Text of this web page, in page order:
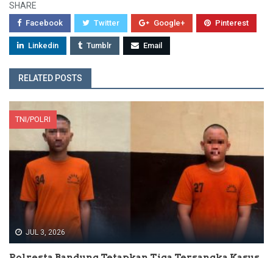
SHARE
Facebook Twitter Google+ Pinterest
Linkedin Tumblr Email
RELATED POSTS
TNI/POLRI
JUL 3, 2026